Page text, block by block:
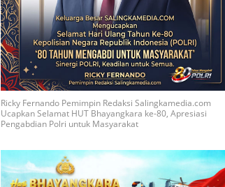
Ricky Fernando Pemimpin Redaksi Salingkamedia.com
Ucapkan Selamat HUT Bhayangkara ke-80, Apresiasi
Pengabdian Polri untuk Masyarakat